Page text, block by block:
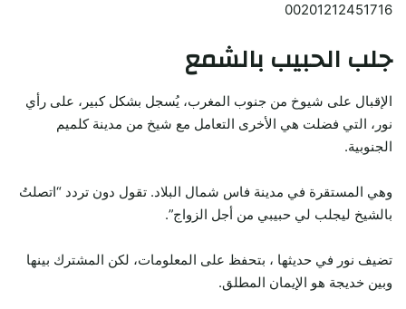
00201212451716
جلب الحبيب بالشمع
الإقبال على شيوخ من جنوب المغرب، يُسجل بشكل كبير، على رأي
نور، التي فضلت هي الأخرى التعامل مع شيخ من مدينة كلميم
الجنوبية.
وهي المستقرة في مدينة فاس شمال البلاد. تقول دون تردد “اتصلتُ
بالشيخ ليجلب لي حبيبي من أجل الزواج”.
تضيف نور في حديثها ، بتحفظ على المعلومات، لكن المشترك بينها
وبين خديجة هو الإيمان المطلق.